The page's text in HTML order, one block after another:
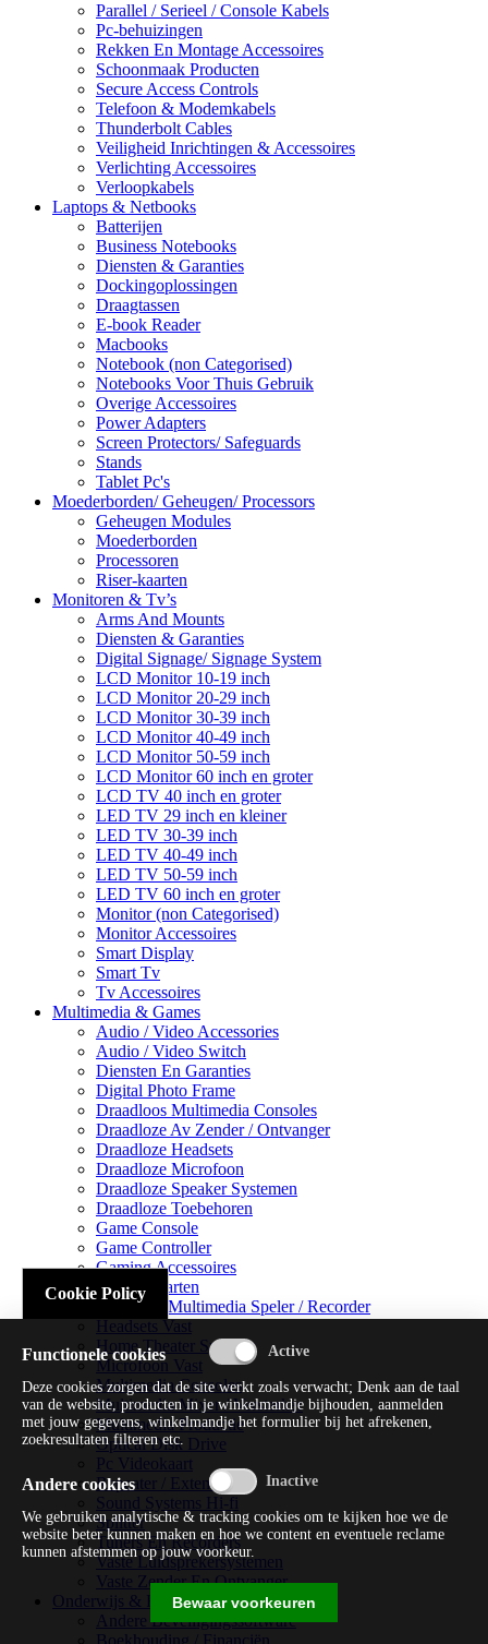
Parallel / Serieel / Console Kabels
Pc-behuizingen
Rekken En Montage Accessoires
Schoonmaak Producten
Secure Access Controls
Telefoon & Modemkabels
Thunderbolt Cables
Veiligheid Inrichtingen & Accessoires
Verlichting Accessoires
Verloopkabels
Laptops & Netbooks
Batterijen
Business Notebooks
Diensten & Garanties
Dockingoplossingen
Draagtassen
E-book Reader
Macbooks
Notebook (non Categorised)
Notebooks Voor Thuis Gebruik
Overige Accessoires
Power Adapters
Screen Protectors/ Safeguards
Stands
Tablet Pc's
Moederborden/ Geheugen/ Processors
Geheugen Modules
Moederborden
Processoren
Riser-kaarten
Monitoren & Tv’s
Arms And Mounts
Diensten & Garanties
Digital Signage/ Signage System
LCD Monitor 10-19 inch
LCD Monitor 20-29 inch
LCD Monitor 30-39 inch
LCD Monitor 40-49 inch
LCD Monitor 50-59 inch
LCD Monitor 60 inch en groter
LCD TV 40 inch en groter
LED TV 29 inch en kleiner
LED TV 30-39 inch
LED TV 40-49 inch
LED TV 50-59 inch
LED TV 60 inch en groter
Monitor (non Categorised)
Monitor Accessoires
Smart Display
Smart Tv
Tv Accessoires
Multimedia & Games
Audio / Video Accessories
Audio / Video Switch
Diensten En Garanties
Digital Photo Frame
Draadloos Multimedia Consoles
Draadloze Av Zender / Ontvanger
Draadloze Headsets
Draadloze Microfoon
Draadloze Speaker Systemen
Draadloze Toebehoren
Game Console
Game Controller
Gaming Accessoires
Geluidskaarten
Handheld Multimedia Speler / Recorder
Headsets Vast
Home Theater Systems
Microfoon Vast
Multimedia Consoles
Multimedia Mixer / Versterker
Multimedia Productie
Optical Disk Drive
Pc Videokaart
Repeater / Extender
Sound Systems Hi-fi
Splitter
Tuners En Recorders
Vaste Luidsprekersystemen
Vaste Zender En Ontvanger
Onderwijs & Recreatie
Andere Beveiligingssoftware
Cookie Policy
Functionele cookies
Deze cookies zorgen dat de site werkt zoals verwacht; Denk aan de taal
van de website, producten in je winkelmandje bijhouden, aanmelden
met jouw gegevens, winkelmandje het formulier bij het afrekenen,
zoekresultaten filteren etc.
Andere cookies
We gebruiken analytische & tracking cookies om te kijken hoe we de
website beter kunnen maken en hoe we content en eventuele reclame
kunnen afstemmen op jouw voorkeur.
Bewaar voorkeuren